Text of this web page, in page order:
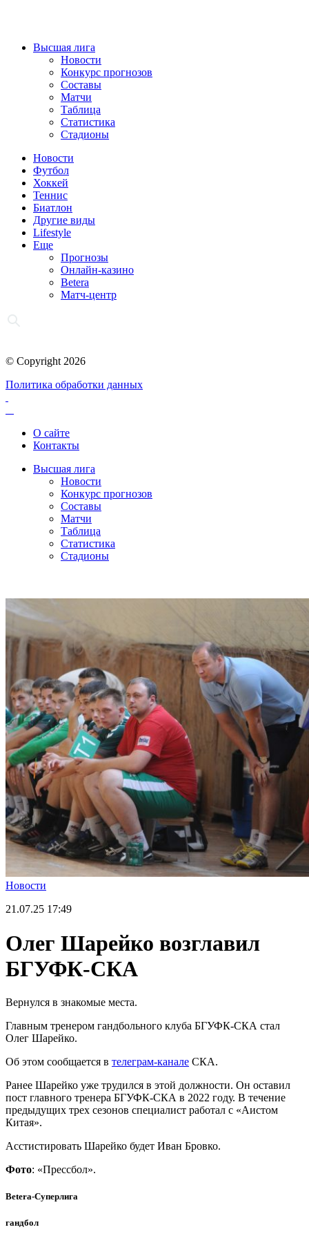
Высшая лига
Новости
Конкурс прогнозов
Составы
Матчи
Таблица
Статистика
Стадионы
Новости
Футбол
Хоккей
Теннис
Биатлон
Другие виды
Lifestyle
Еще
Прогнозы
Онлайн-казино
Betera
Матч-центр
© Copyright 2026
Политика обработки данных
О сайте
Контакты
Высшая лига
Новости
Конкурс прогнозов
Составы
Матчи
Таблица
Статистика
Стадионы
Новости
21.07.25 17:49
Олег Шарейко возглавил
БГУФК-СКА
Вернулся в знакомые места.
Главным тренером гандбольного клуба БГУФК-СКА стал
Олег Шарейко.
Об этом сообщается в телеграм-канале СКА.
Ранее Шарейко уже трудился в этой должности. Он оставил
пост главного тренера БГУФК-СКА в 2022 году. В течение
предыдущих трех сезонов специалист работал с «Аистом
Китая».
Асстистировать Шарейко будет Иван Бровко.
Фото: «Прессбол».
Betera-Суперлига
гандбол